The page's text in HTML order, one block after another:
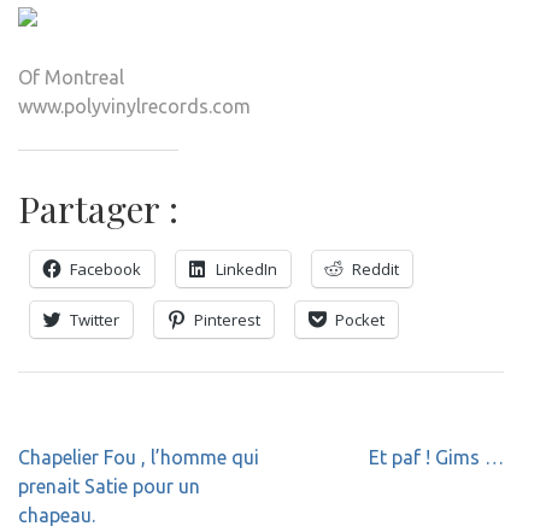
Of Montreal
www.polyvinylrecords.com
Partager :
Facebook LinkedIn Reddit
Twitter Pinterest Pocket
Navigation
de
l’article
Chapelier Fou , l’homme qui
prenait Satie pour un
chapeau.
Et paf ! Gims …